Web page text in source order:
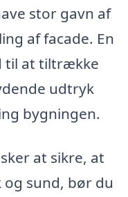
stor gavn af
af facade. En
til at tiltrække
udtryk
bygningen.
at sikre, at
sund, bør du